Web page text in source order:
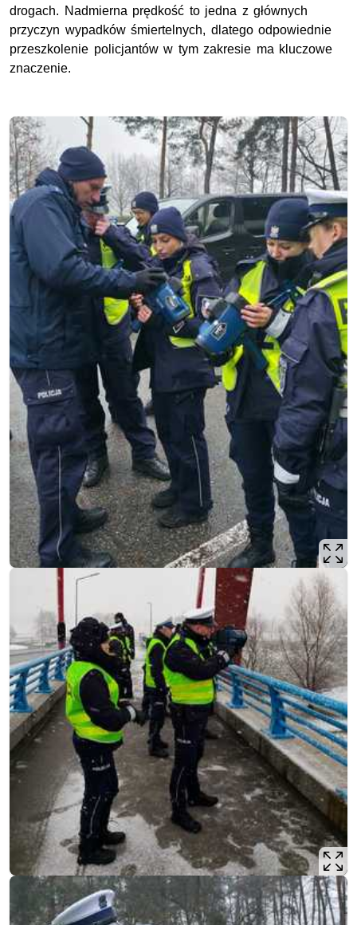
drogach. Nadmierna prędkość to jedna z głównych
przyczyn wypadków śmiertelnych, dlatego odpowiednie
przeszkolenie policjantów w tym zakresie ma kluczowe
znaczenie.